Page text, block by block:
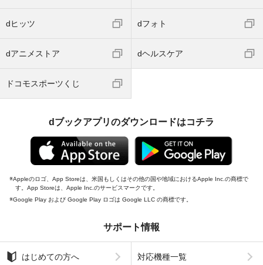
dヒッツ dフォト
dアニメストア dヘルスケア
ドコモスポーツくじ
dブックアプリのダウンロードはコチラ
Appleのロゴ、App Storeは、米国もしくはその他の国や地域におけるApple Inc.の商標で
す。App Storeは、Apple Inc.のサービスマークです。
Google Play および Google Play ロゴは Google LLC の商標です。
サポート情報
はじめての方へ 対応機種一覧